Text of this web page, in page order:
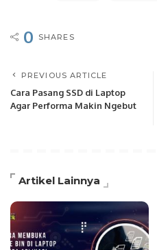
0 SHARES
PREVIOUS ARTICLE
Cara Pasang SSD di Laptop
Agar Performa Makin Ngebut
Artikel Lainnya